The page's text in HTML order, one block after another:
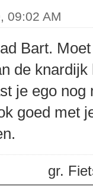
09:02 AM
Bart.
de
je ego
goed met
gr.